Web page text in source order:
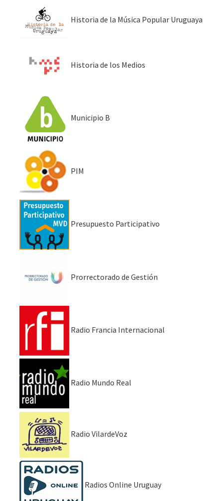
Historia de la Música Popular Uruguaya
Historia de los Medios
Municipio B
PIM
Presupuesto Participativo
Prorrectorado de Gestión
Radio Francia Internacional
Radio Mundo Real
Radio VilardeVoz
Radios Online Uruguay